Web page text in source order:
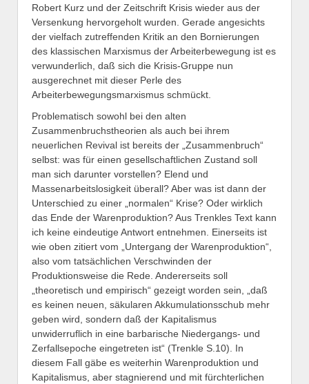
Robert Kurz und der Zeitschrift Krisis wieder aus der
Versenkung hervorgeholt wurden. Gerade angesichts
der vielfach zutreffenden Kritik an den Bornierungen
des klassischen Marxismus der Arbeiterbewegung ist es
verwunderlich, daß sich die Krisis-Gruppe nun
ausgerechnet mit dieser Perle des
Arbeiterbewegungsmarxismus schmückt.
Problematisch sowohl bei den alten
Zusammenbruchstheorien als auch bei ihrem
neuerlichen Revival ist bereits der „Zusammenbruch“
selbst: was für einen gesellschaftlichen Zustand soll
man sich darunter vorstellen? Elend und
Massenarbeitslosigkeit überall? Aber was ist dann der
Unterschied zu einer „normalen“ Krise? Oder wirklich
das Ende der Warenproduktion? Aus Trenkles Text kann
ich keine eindeutige Antwort entnehmen. Einerseits ist
wie oben zitiert vom „Untergang der Warenproduktion“,
also vom tatsächlichen Verschwinden der
Produktionsweise die Rede. Andererseits soll
„theoretisch und empirisch“ gezeigt worden sein, „daß
es keinen neuen, säkularen Akkumulationsschub mehr
geben wird, sondern daß der Kapitalismus
unwiderruflich in eine barbarische Niedergangs- und
Zerfallsepoche eingetreten ist“ (Trenkle S.10). In
diesem Fall gäbe es weiterhin Warenproduktion und
Kapitalismus, aber stagnierend und mit fürchterlichen